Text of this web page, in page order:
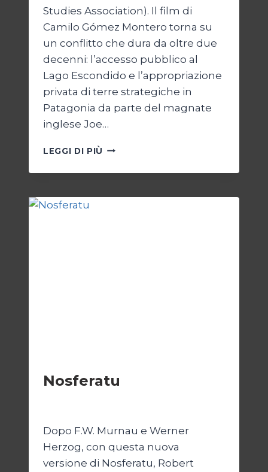
Studies Association). Il film di
Camilo Gómez Montero torna su
un conflitto che dura da oltre due
decenni: l’accesso pubblico al
Lago Escondido e l’appropriazione
privata di terre strategiche in
Patagonia da parte del magnate
inglese Joe…
LEGGI DI PIÙ LAGO
ARRIVA
PARIGI
Nosferatu
Dopo F.W. Murnau e Werner
Herzog, con questa nuova
versione di Nosferatu, Robert